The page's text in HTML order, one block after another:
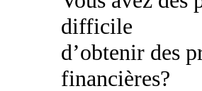
difficile
d’obtenir des
financières?